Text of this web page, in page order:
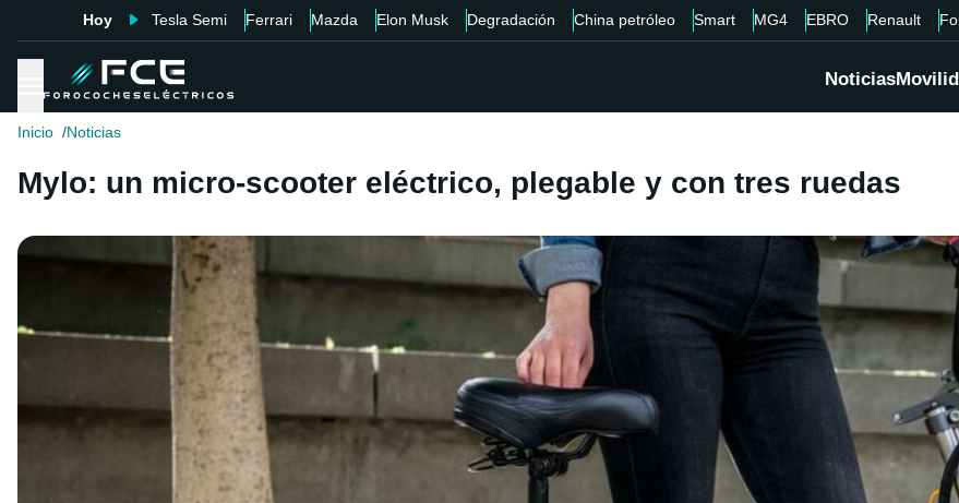
Hoy Tesla Semi Ferrari Mazda Elon Musk Degradación China petróleo Smart MG4 EBRO Renault
Noticias
Inicio Noticias
Mylo: un micro-scooter eléctrico, plegable y con tres ruedas